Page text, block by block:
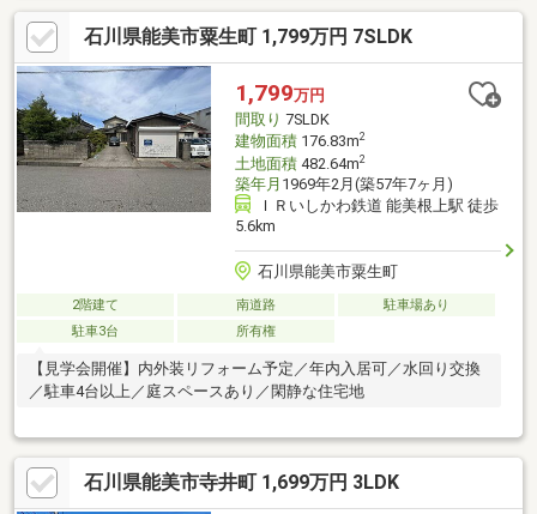
石川県能美市粟生町 1,799万円 7SLDK
1,799万円
間取り 7SLDK
建物面積176.83m2
土地面積482.64m2
築年月 1969年2月(築57年7ヶ月)
ＩＲいしかわ鉄道 能美根上駅 徒歩
5.6km
石川県能美市粟生町
2階建て 南道路
駐車場あり
駐車3台
所有権
【見学会開催】内外装リフォーム予定／年内入居可／水回り交換
／駐車4台以上／庭スペースあり／閑静な住宅地
石川県能美市寺井町 1,699万円 3LDK